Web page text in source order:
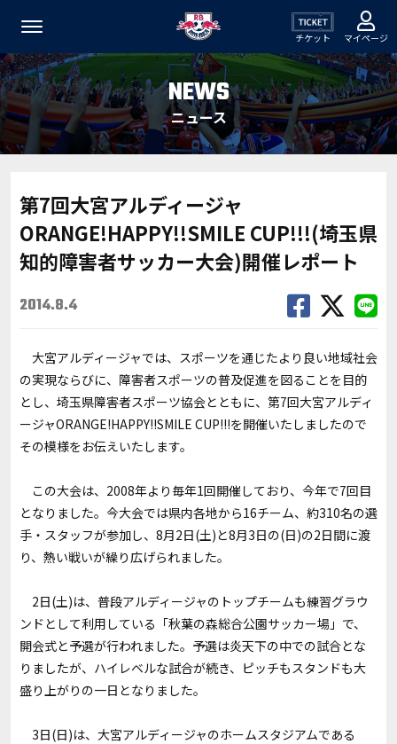
チケット マイページ
NEWS
ニュース
第7回大宮アルディージャ
ORANGE!HAPPY!!SMILE CUP!!!(埼玉県
知的障害者サッカー大会)開催レポート
2014.8.4
大宮アルディージャでは、スポーツを通じたより良い地域社会
の実現ならびに、障害者スポーツの普及促進を図ることを目的
とし、埼玉県障害者スポーツ協会とともに、第7回大宮アルディ
ージャORANGE!HAPPY!!SMILE CUP!!!を開催いたしましたので
その模様をお伝えいたします。
この大会は、2008年より毎年1回開催しており、今年で7回目
となりました。今大会では県内各地から16チーム、約310名の選
手・スタッフが参加し、8月2日(土)と8月3日の(日)の2日間に渡
り、熱い戦いが繰り広げられました。
2日(土)は、普段アルディージャのトップチームも練習グラウ
ンドとして利用している「秋葉の森総合公園サッカー場」で、
開会式と予選が行われました。予選は炎天下の中での試合とな
りましたが、ハイレベルな試合が続き、ピッチもスタンドも大
盛り上がりの一日となりました。
3日(日)は、大宮アルディージャのホームスタジアムである